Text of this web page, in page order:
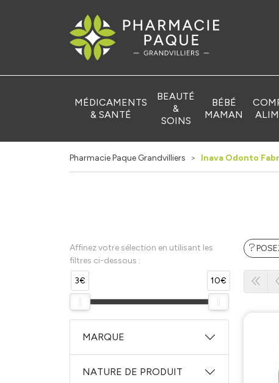
Pharmacie
MÉDICAMENTS
& SANTÉ
BEAUTÉ
&
SOINS
BÉBÉ
MAMAN
Pharmacie Paque Grandvilliers Inava Odonto
Affinez votre sélection en utilisant les
filtres ci-dessous :
3€
10€
MARQUE
NATURE DE PRODUIT